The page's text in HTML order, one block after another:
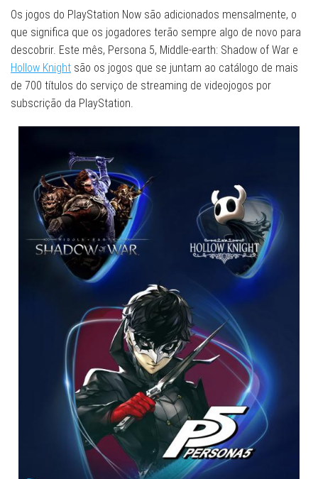
Os jogos do PlayStation Now são adicionados mensalmente, o
que significa que os jogadores terão sempre algo de novo para
descobrir. Este mês, Persona 5, Middle-earth: Shadow of War e
Hollow Knight são os jogos que se juntam ao catálogo de mais
de 700 títulos do serviço de streaming de videojogos por
subscrição da PlayStation.